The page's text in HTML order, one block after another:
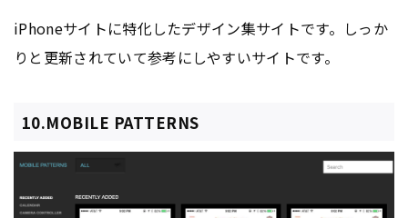
iPhoneサイトに特化したデザイン集サイトです。しっか
りと更新されていて参考にしやすいサイトです。
10.MOBILE PATTERNS